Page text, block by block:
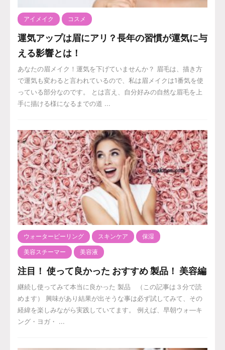
アイメイク コスメ
運気アップは眉にアリ？長年の習慣が運気に与
える影響とは！
あなたの眉メイク！運気を下げていませんか？ 眉毛は、描き方
で運気も変わると言われているので、私は眉メイクは1番気を使
っている部分なのです。 とは言え、自分好みの自然な眉毛を上
手に描ける様になるまでの道 ...
ウォーターピーリング スキンケア 保湿
美容スチーマー 美容液
注目！ 使って良かった おすすめ 製品！ 美容編
継続し使ってみて本当に良かった 製品 （この記事は３分で読
めます） 興味があり結果が出そうな事は必ず試してみて、その
経緯を楽しみながら実践していてます。 例えば、早朝ウォ―キ
ング・ヨガ・ ...